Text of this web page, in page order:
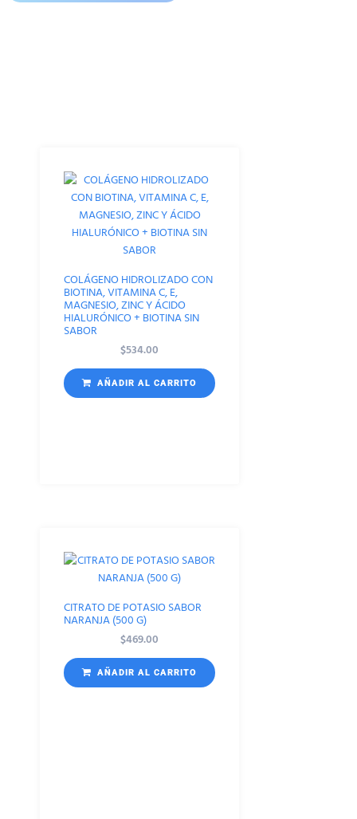
COLÁGENO HIDROLIZADO CON
BIOTINA, VITAMINA C, E,
MAGNESIO, ZINC Y ÁCIDO
HIALURÓNICO + BIOTINA SIN
SABOR
$534.00
AÑADIR AL CARRITO
CITRATO DE POTASIO SABOR
NARANJA (500 G)
$469.00
AÑADIR AL CARRITO